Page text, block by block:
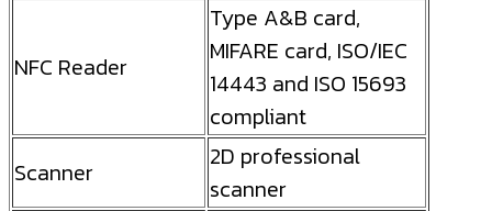
NFC Reader
Type A&B card,
MIFARE card, ISO/IEC
14443 and ISO 15693
compliant
Scanner
2D professional
scanner